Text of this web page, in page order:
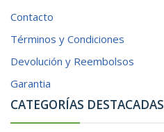
Contacto
Términos y Condiciones
Devolución y Reembolsos
Garantia
CATEGORÍAS DESTACADAS